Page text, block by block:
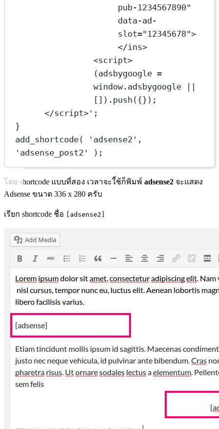
pub-1234567890"
data-ad-
slot="12345678">
</ins>
<script>
(adsbygoogle =
window.adsbygoogle ||
[]).push({});
</script>' ;
}
add_shortcode( 'adsense2'
'adsense_post2'
);
โดย shortcode แบบที่สอง เวลาจะใ้ช้ก็พิมพ์ adsense2 จะแสดง
Adsense ขนาด 336 x 280 ครับ
เรียก shortcode ชื่อ [adsense2]